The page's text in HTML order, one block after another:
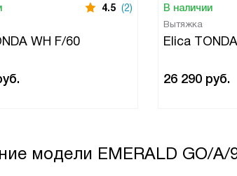
4.5 (2)
WH F/60
В наличии
Вытяжка
Elica
26 290 руб.
модели EMERALD GO/A/